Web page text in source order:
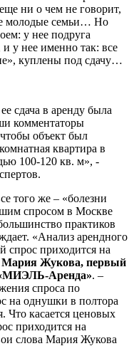
ни о чем не говорит,
молодые семьи… Но
у нее подруга
у нее именно так: все
куплены под сдачу…
сдача в аренду была
комментаторы
объект был
квартира в
100-120 кв. м», -
того же – «болезни
спросом в Москве
практиков
«Анализ арендного
спрос приходится на
Мария Жукова, первый
«МИЭЛЬ-Аренда». –
спроса по
на однушки в полтора
Что касается ценовых
приходится на
слова Мария Жукова